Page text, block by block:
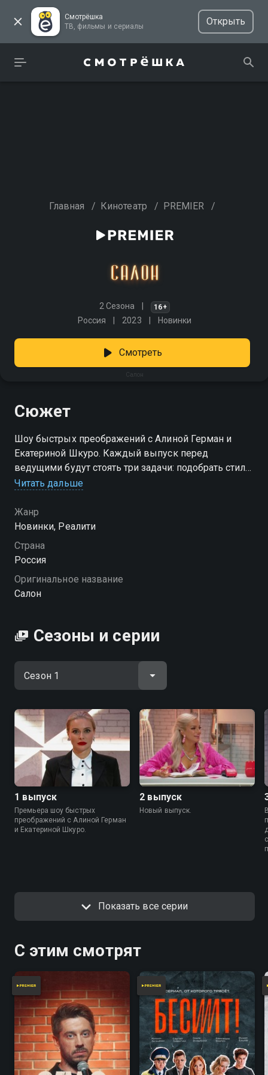
Смотрёшка
ТВ, фильмы и сериалы
Открыть
Главная / Кинотеатр / PREMIER /
2 Сезона 16+
Россия 2023 Новинки
Салон
Смотреть
Сюжет
Шоу быстрых преображений с Алиной Герман и
Екатериной Шкуро. Каждый выпуск перед
ведущими будут стоять три задачи: подобрать стиль
для героя с нестандартной внешностью, выбрать
человеку с ярким внешним видом новое прочтение
стиля. Над волосами и макияжем будет работать
команда профессионалов, а на одно преображение
уйдет не более 7 минут.
Читать дальше
Жанр
Новинки, Реалити
Страна
Россия
Оригинальное название
Салон
Сезоны и серии
1 выпуск
Премьера шоу быстрых
преображений с Алиной Герман
и Екатериной Шкуро.
2 выпуск
Новый выпуск.
Показать все серии
С этим смотрят